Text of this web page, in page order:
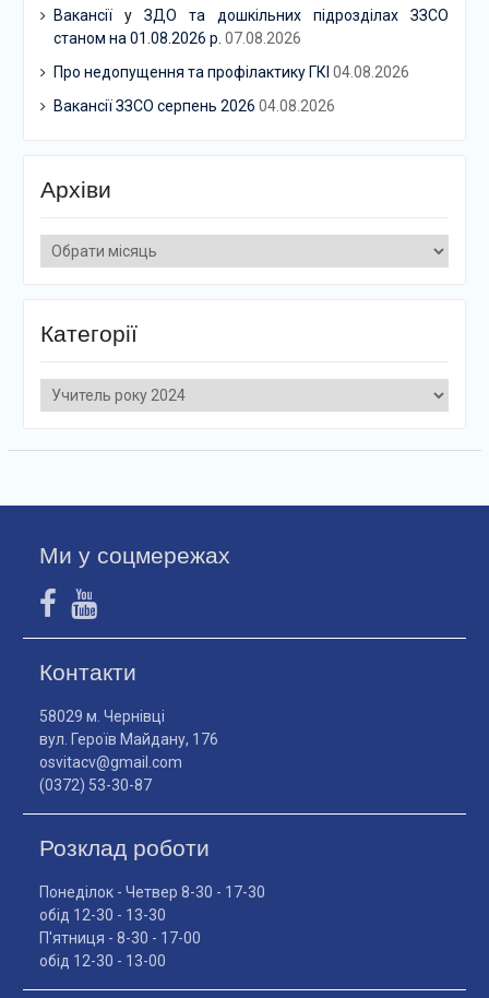
Вакансії у ЗДО та дошкільних підрозділах ЗЗСО
станом на 01.08.2026 р. 07.08.2026
Про недопущення та профілактику ГКІ 04.08.2026
Вакансії ЗЗСО серпень 2026 04.08.2026
Архіви
Архіви
Категорії
Категорії
Ми у соцмережах
Контакти
58029 м. Чернівці
вул. Героїв Майдану, 176
osvitacv@gmail.com
(0372) 53-30-87
Розклад роботи
Понеділок - Четвер 8-30 - 17-30
обід 12-30 - 13-30
П'ятниця - 8-30 - 17-00
обід 12-30 - 13-00